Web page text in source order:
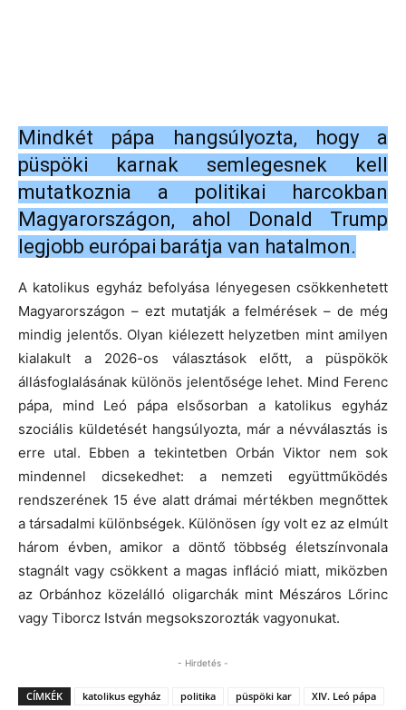
Mindkét pápa hangsúlyozta, hogy a
püspöki karnak semlegesnek kell
mutatkoznia a politikai harcokban
Magyarországon, ahol Donald Trump
legjobb európai barátja van hatalmon.
A katolikus egyház befolyása lényegesen csökkenhetett
Magyarországon – ezt mutatják a felmérések – de még
mindig jelentős. Olyan kiélezett helyzetben mint amilyen
kialakult a 2026-os választások előtt, a püspökök
állásfoglalásának különös jelentősége lehet. Mind Ferenc
pápa, mind Leó pápa elsősorban a katolikus egyház
szociális küldetését hangsúlyozta, már a névválasztás is
erre utal. Ebben a tekintetben Orbán Viktor nem sok
mindennel dicsekedhet: a nemzeti együttműködés
rendszerének 15 éve alatt drámai mértékben megnőttek
a társadalmi különbségek. Különösen így volt ez az elmúlt
három évben, amikor a döntő többség életszínvonala
stagnált vagy csökkent a magas infláció miatt, miközben
az Orbánhoz közelálló oligarchák mint Mészáros Lőrinc
vagy Tiborcz István megsokszorozták vagyonukat.
- Hirdetés -
CÍMKÉK katolikus egyház politika püspöki kar XIV. Leó pápa